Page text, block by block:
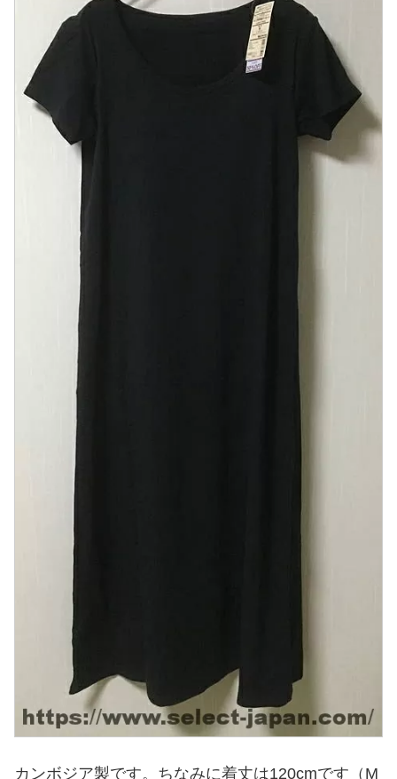
カンボジア製です。ちなみに着丈は120cmです（M